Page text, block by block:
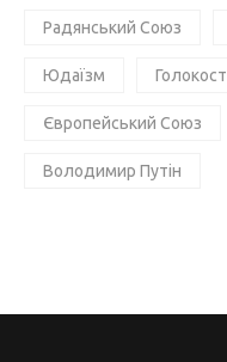
Радянський Союз
Юдаїзм Голокост
Європейський Союз
Володимир Путін